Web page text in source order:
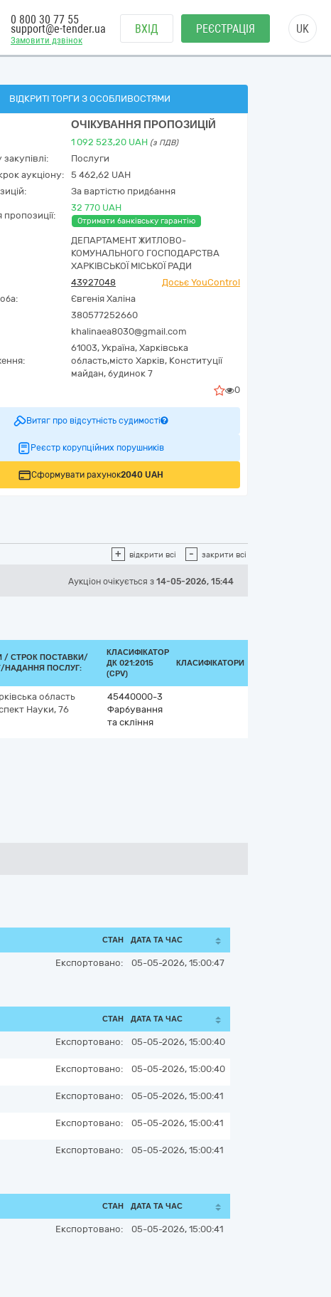
Замовити дзвінок
0 800 30 77 55
support@e-tender.ua ВХІД РЕЄСТРАЦІЯ UK
ВІДКРИТІ ТОРГИ З ОСОБЛИВОСТЯМИ
ОЧІКУВАННЯ ПРОПОЗИЦІЙ
1 092 523,20 UAH (з ПДВ)
Послуги
аукціону:
5 462,62 UAH
За вартістю придбання
32 770 UAH
Отримати банківську гарантію
ДЕПАРТАМЕНТ ЖИТЛОВО-
КОМУНАЛЬНОГО ГОСПОДАРСТВА
ХАРКІВСЬКОЇ МІСЬКОЇ РАДИ
43927048
Досьє YouControl
Євгенія Халіна
380577252660
khalinaea8030@gmail.com
61003, Україна, Харківська
область,місто Харків, Конституції
майдан, будинок 7
0
Витяг про відсутність судимості
Реєстр корупційних порушників
Сформувати рахунок2040 UAH
+ відкрити всі - закрити всі
Аукціон очікується з 14-05-2026, 15:44
/ СТРОК ПОСТАВКИ/
НАДАННЯ ПОСЛУГ:
КЛАСИФІКАТОР
ДК 021:2015
(CPV)
КЛАСИФІКАТОРИ
область
Науки, 76
45440000-3
Фарбування
та скління
СТАН ДАТА ТА ЧАС
Експортовано: 05-05-2026, 15:00:47
СТАН ДАТА ТА ЧАС
Експортовано: 05-05-2026, 15:00:40
Експортовано: 05-05-2026, 15:00:40
Експортовано: 05-05-2026, 15:00:41
Експортовано: 05-05-2026, 15:00:41
Експортовано: 05-05-2026, 15:00:41
СТАН ДАТА ТА ЧАС
Експортовано: 05-05-2026, 15:00:41